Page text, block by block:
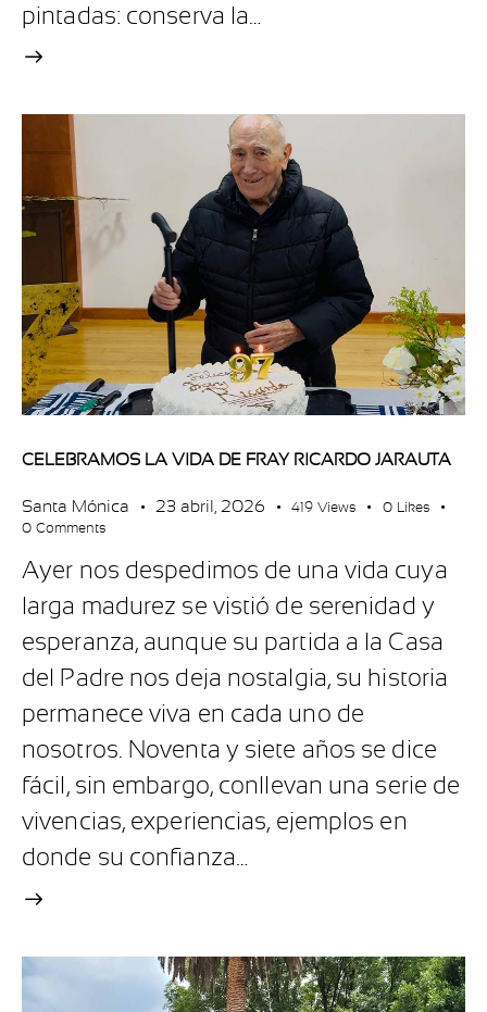
pintadas: conserva la…
CELEBRAMOS LA VIDA DE FRAY RICARDO JARAUTA
Santa Mónica 23 abril, 2026 419 Views 0 Likes
0 Comments
Ayer nos despedimos de una vida cuya
larga madurez se vistió de serenidad y
esperanza, aunque su partida a la Casa
del Padre nos deja nostalgia, su historia
permanece viva en cada uno de
nosotros. Noventa y siete años se dice
fácil, sin embargo, conllevan una serie de
vivencias, experiencias, ejemplos en
donde su confianza…